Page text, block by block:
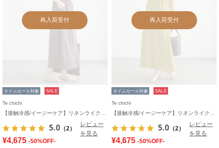
再入荷受付
タイムセール対象 SALE
Te chichi
5.0 （2）
レビュー
を見る
¥4,675 -50%OFF-
再入荷受付
タイムセール対象 SALE
Te chichi
5.0 （2）
レビュー
を見る
¥4,675 -50%OFF-